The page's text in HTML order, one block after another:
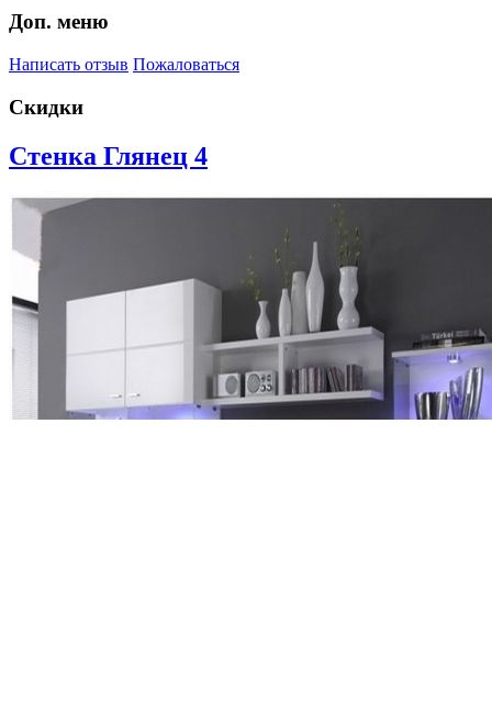
Доп. меню
Написать отзыв Пожаловаться
Скидки
Стенка Глянец 4